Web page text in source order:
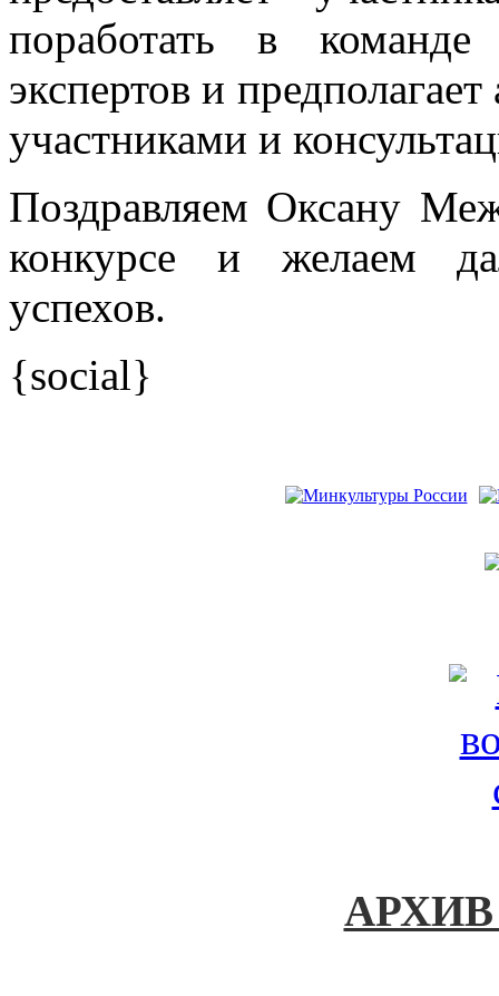
поработать в
экспертов и
участниками и
Поздравляем Оксану
конкурсе и желаем
успехов.
{social}